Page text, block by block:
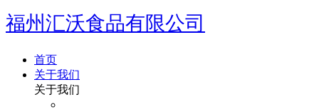
福州汇沃食品有限公司
首页
关于我们
关于我们